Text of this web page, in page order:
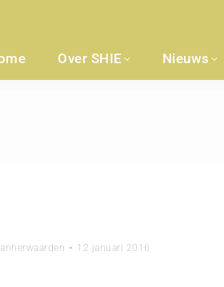
Over SHIE Nieuws
12 januari 2016